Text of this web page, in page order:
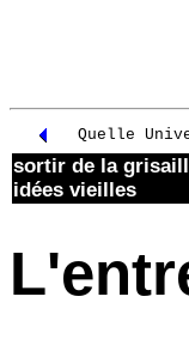
Quelle
sortir de la
idées vieilles